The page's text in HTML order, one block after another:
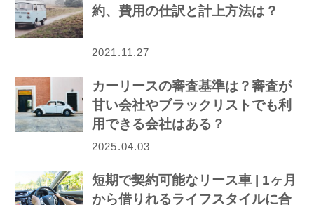
約、費用の仕訳と計上方法は？
2021.11.27
カーリースの審査基準は？審査が
甘い会社やブラックリストでも利
用できる会社はある？
2025.04.03
短期で契約可能なリース車 | 1ヶ月
から借りれるライフスタイルに合